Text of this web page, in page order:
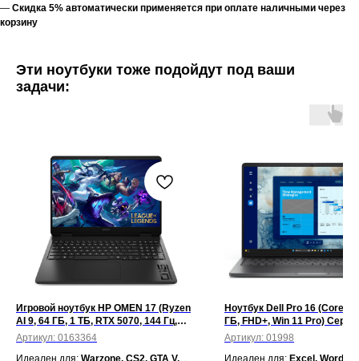
— Скидка 5% автоматически применяется при оплате наличными через
корзину
Эти ноутбуки тоже подойдут под ваши
задачи:
Игровой ноутбук HP OMEN 17 (Ryzen
AI 9, 64 ГБ, 1 ТБ, RTX 5070, 144 Гц,
Win 11) Черный
Артикул: 0163364
Идеален для: Warzone, CS2, GTA V,
Ноутбук Dell Pro 16 (Core 5,
ГБ, FHD+, Win 11 Pro) Серый
Артикул: 01998
Идеален для: Excel, Word,